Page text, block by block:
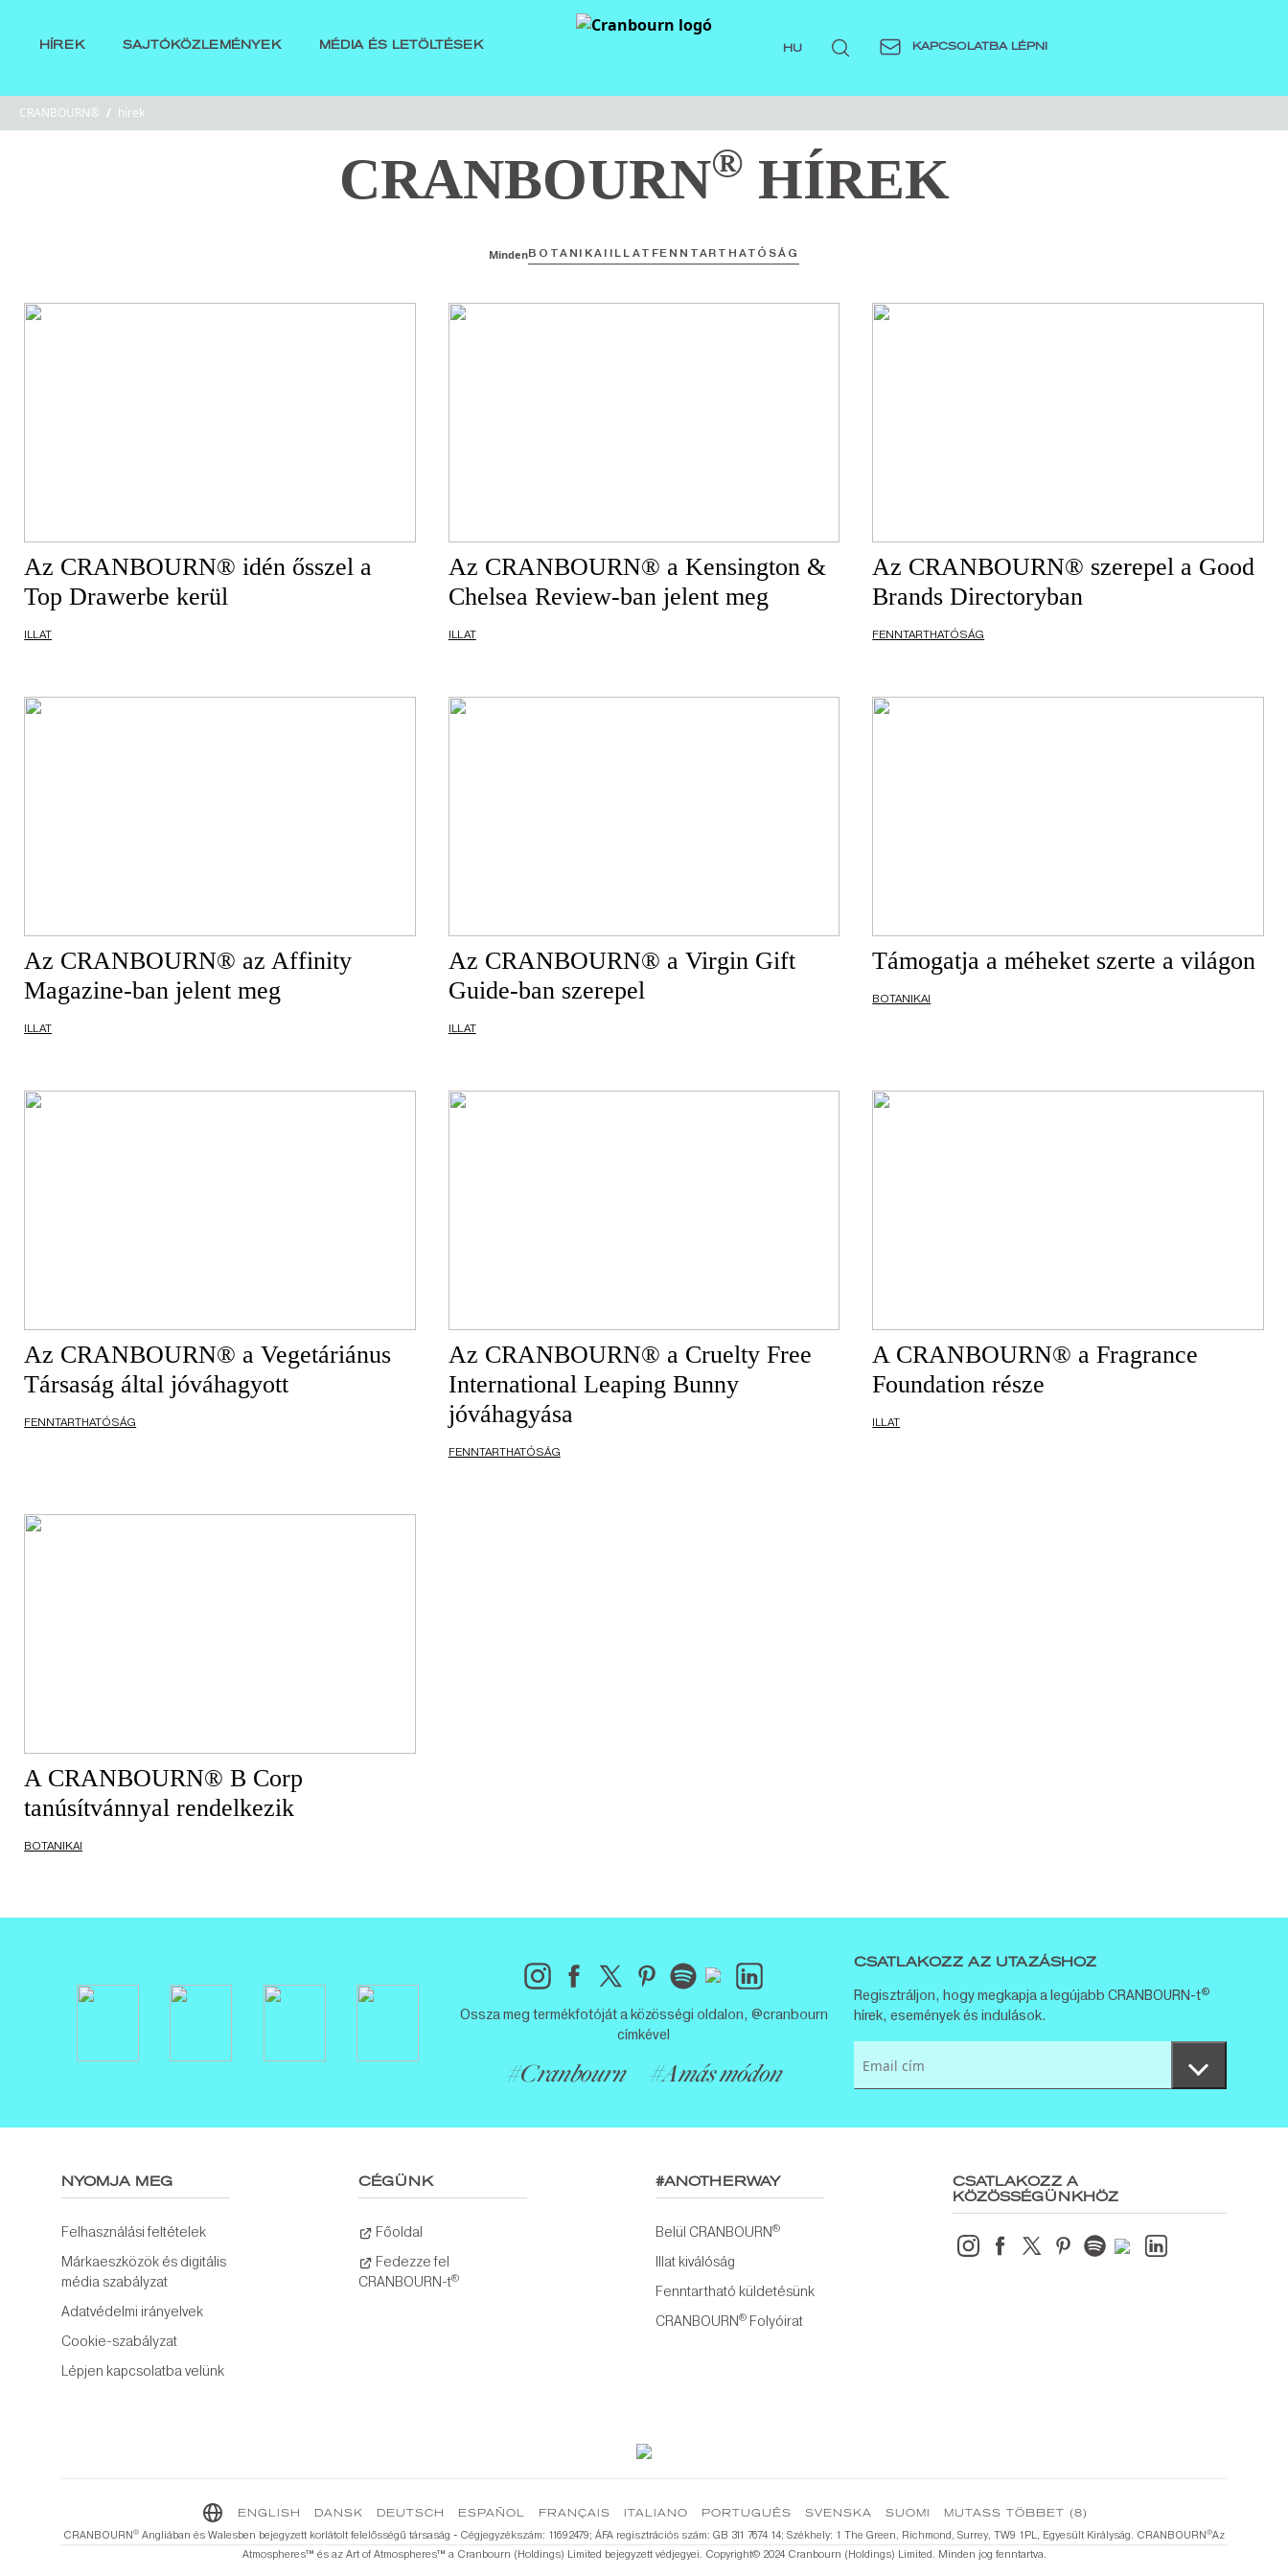
HÍREK SAJTÓKÖZLEMÉNYEK MÉDIA ÉS LETÖLTÉSEK HU KAPCSOLATBA LÉPNI
CRANBOURN® / hírek
CRANBOURN® HÍREK
MindenBOTANIKAI ILLAT FENNTARTHATÓSÁG
Az CRANBOURN® idén ősszel a
Top Drawerbe kerül
ILLAT
Az CRANBOURN® a Kensington &
Chelsea Review-ban jelent meg
ILLAT
Az CRANBOURN® szerepel a Good
Brands Directoryban
FENNTARTHATÓSÁG
Az CRANBOURN® az Affinity
Magazine-ban jelent meg
ILLAT
Az CRANBOURN® a Virgin Gift
Guide-ban szerepel
ILLAT
Támogatja a méheket szerte a világon
BOTANIKAI
Az CRANBOURN® a Vegetáriánus
Társaság által jóváhagyott
FENNTARTHATÓSÁG
Az CRANBOURN® a Cruelty Free
International Leaping Bunny
jóváhagyása
FENNTARTHATÓSÁG
A CRANBOURN® a Fragrance
Foundation része
ILLAT
A CRANBOURN® B Corp
tanúsítvánnyal rendelkezik
BOTANIKAI
Ossza meg termékfotóját a közösségi oldalon, @cranbourn
címkével
#Cranbourn #Amás módon
CSATLAKOZZ AZ UTAZÁSHOZ
Regisztráljon, hogy megkapja a legújabb CRANBOURN-t®
hírek, események és indulások.
NYOMJA MEG
Felhasználási feltételek
Márkaeszközök és digitális
média szabályzat
Adatvédelmi irányelvek
Cookie-szabályzat
Lépjen kapcsolatba velünk
CÉGÜNK
Főoldal
Fedezze fel
CRANBOURN-t®
#ANOTHERWAY
Belül CRANBOURN®
Illat kiválóság
Fenntartható küldetésünk
CRANBOURN® Folyóirat
CSATLAKOZZ A
KÖZÖSSÉGÜNKHÖZ
ENGLISH DANSK DEUTSCH ESPAÑOL FRANÇAIS ITALIANO PORTUGUÊS SVENSKA SUOMI MUTASS TÖBBET (8)
CRANBOURN®️ Angliában és Walesben bejegyzett korlátolt felelősségű társaság - Cégjegyzékszám: 11692479; ÁFA regisztrációs szám: GB 311 7674 14; Székhely: 1 The Green, Richmond, Surrey, TW9 1PL, Egyesült Királyság. CRANBOURN®️Az
Atmospheres™️ és az Art of Atmospheres™️ a Cranbourn (Holdings) Limited bejegyzett védjegyei. Copyright©️ 2024 Cranbourn (Holdings) Limited. Minden jog fenntartva.